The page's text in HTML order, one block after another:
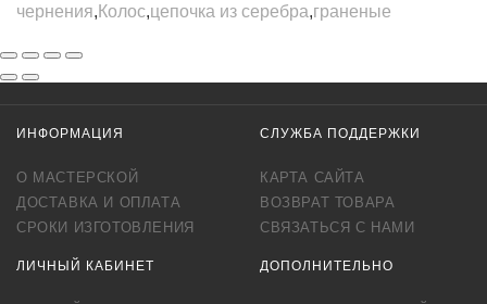
чернения, Колос,цепочка из серебра,граненые
ИНФОРМАЦИЯ
О МАСТЕРСКОЙ
ДОСТАВКА И ОПЛАТА
СРОКИ ИЗГОТОВЛЕНИЯ
СЛУЖБА ПОДДЕРЖКИ
КАРТА САЙТА
ВОЗВРАТ ТОВАРА
СВЯЗАТЬСЯ С НАМИ
ЛИЧНЫЙ КАБИНЕТ ДОПОЛНИТЕЛЬНО